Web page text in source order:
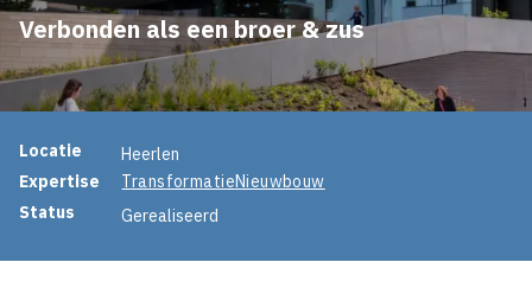
Verbonden als een broer & zus
Projectinformatie
Locatie
Heerlen
Expertise
TransformatieNieuwbouw
Status
Gerealiseerd